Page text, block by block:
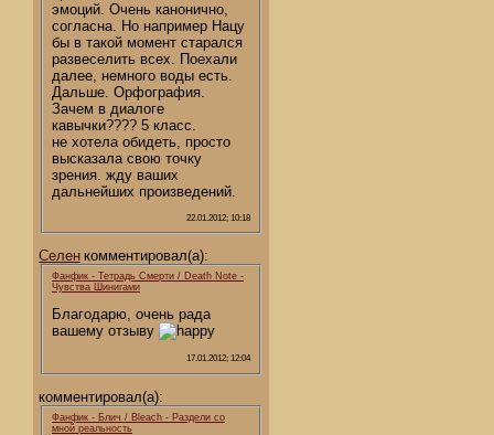
эмоций. Очень канонично,
согласна. Но например Нацу
бы в такой момент старался
развеселить всех. Поехали
далее, немного воды есть.
Дальше. Орфография.
Зачем в диалоге
кавычки???? 5 класс.
не хотела обидеть, просто
высказала свою точку
зрения. жду ваших
дальнейших произведений.
22.01.2012; 10:18
Селен комментировал(а):
Фанфик - Тетрадь Смерти / Death Note -
Чувства Шинигами
Благодарю, очень рада
вашему отзыву
17.01.2012; 12:04
комментировал(а):
Фанфик - Блич / Bleach - Раздели со
мной реальность